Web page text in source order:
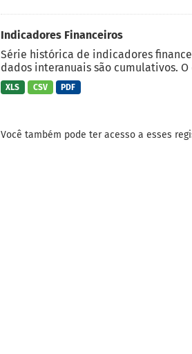
Indicadores Financeiros
Série histórica de indicadores
dados interanuais são cumulativos.
XLS CSV PDF
Você também pode ter acesso a esses